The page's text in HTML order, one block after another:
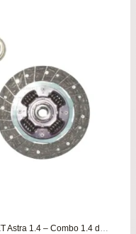
Kit de embrague para OPEL CHEVROLET Astra 1.4 – Combo 1.4 desde 1993 a 1998 LUK